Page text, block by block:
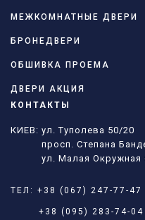
МЕЖКОМНАТНЫЕ ДВЕРИ
БРОНЕДВЕРИ
ОБШИВКА ПРОЕМА
ДВЕРИ АКЦИЯ
КОНТАКТЫ
КИЕВ: ул. Туполева 50/20
просп. Степана
ул. Малая Окружная
ТЕЛ: +38 (067) 247-77-47
+38 (095) 283-74-04